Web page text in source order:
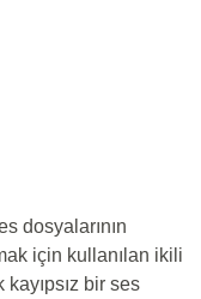
dosyalarının
için kullanılan ikili
kayıpsız bir ses